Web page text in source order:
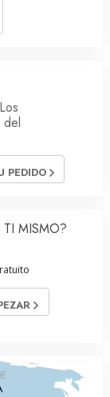
del
PEDIDO
MISMO?